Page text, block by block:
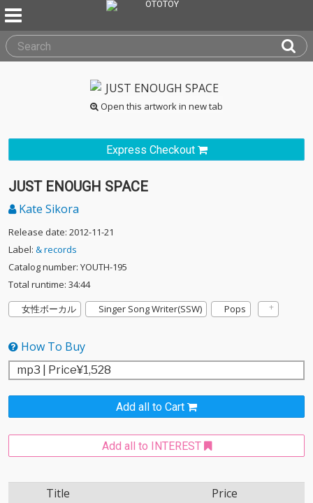
Open this artwork in new tab
Express Checkout
JUST ENOUGH SPACE
Kate Sikora
Release date: 2012-11-21
Label: & records
Catalog number: YOUTH-195
Total runtime: 34:44
女性ボーカル
Singer Song Writer(SSW) Pops
How To Buy
Add all to Cart
Add all to INTEREST
Title Price